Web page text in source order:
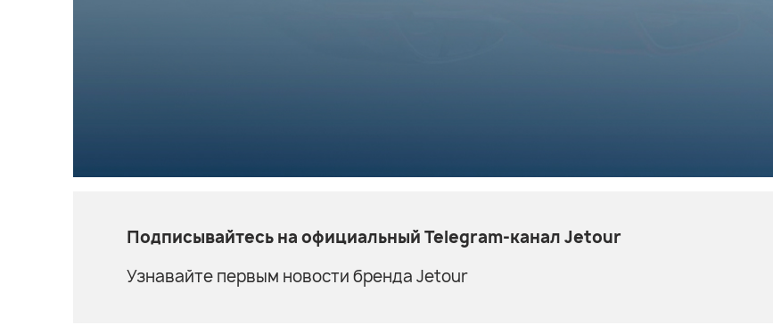
Подписывайтесь на официальный Telegram-канал Jetour
Узнавайте первым новости бренда Jetour